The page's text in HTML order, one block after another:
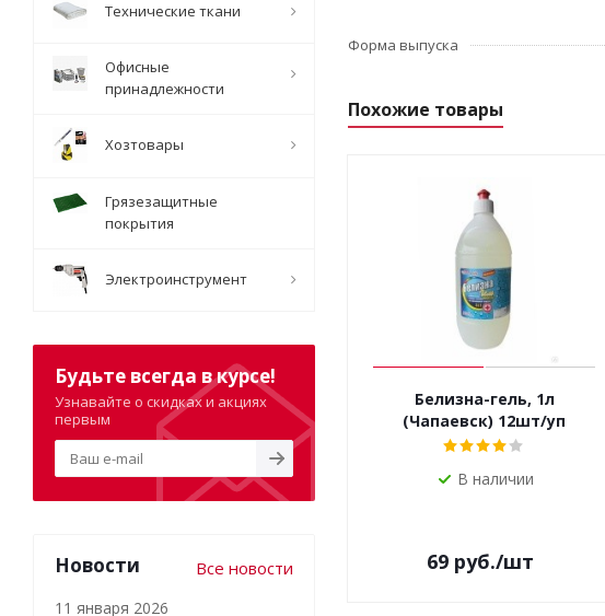
Форма выпуска
Похожие товары
Белизна-гель, 1л
(Чапаевск) 12шт/уп
В наличии
69 руб./шт
Технические ткани
Офисные
принадлежности
Хозтовары
Грязезащитные
покрытия
Электроинструмент
Будьте всегда в курсе!
Узнавайте о скидках и акциях
первым
Новости Все новости
11 января 2026